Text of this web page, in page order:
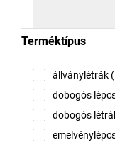
Terméktípus
állványlétrák
dobogós
dobogós